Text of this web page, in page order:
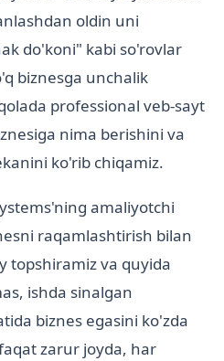
oldin uni
do'koni" kabi so'rovlar
biznesga unchalik
professional veb-sayt
nima berishini va
ko'rib chiqamiz.
amaliyotchi
raqamlashtirish bilan
topshiramiz va quyida
ishda sinalgan
biznes egasini ko'zda
zarur joyda, har